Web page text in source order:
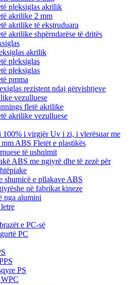
pleksiglas akrilik
akrilike 2 mm
akrilike të ekstruduara
akrilike shpërndarëse të dritës
akrilik
pleksiglas
pleksiglas
pmma
rezistent ndaj gërvishtjeve
vezulluese
fletë akrilike
akrilike vezulluese
100% i virgjër Uv i zi, i vlerësuar me
ABS Fletët e plastikës
të ushqimit
ABS me ngjyrë dhe të zezë për
shumicë e pllakave ABS
në fabrikat kineze
nga alumini
e PC-së
PC
PS